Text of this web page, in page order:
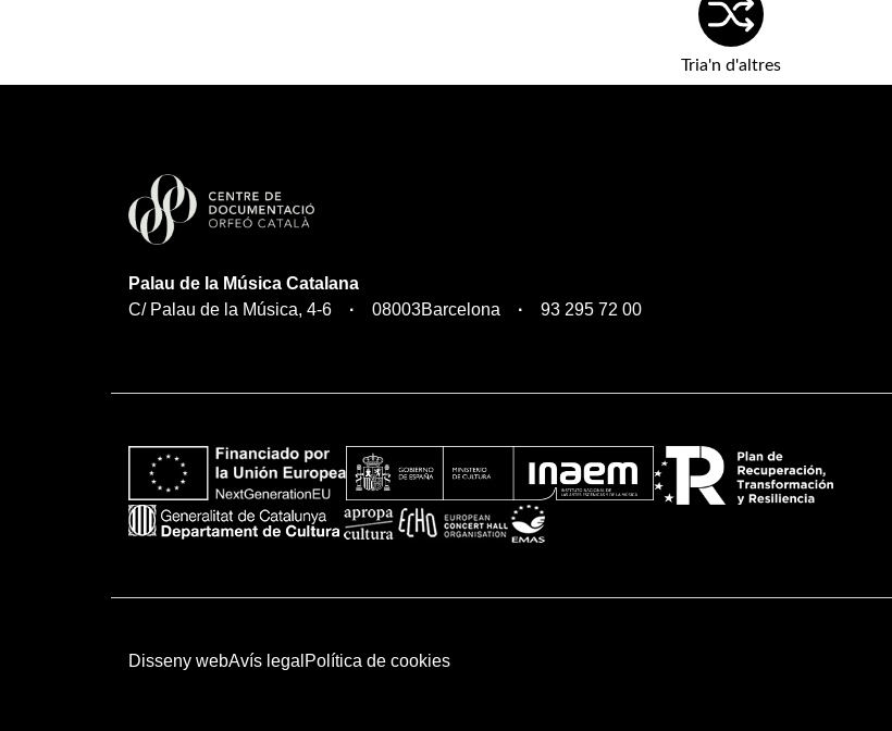
Tria'n d'altres
Palau de la Música Catalana
C/ Palau de la Música, 4-6
08003Barcelona 93 295 72 00
Disseny webAvís legal Política de cookies